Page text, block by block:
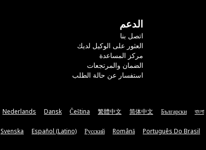
الدعم
اتصل بنا
العثور على الوكيل لديك
مركز المساعدة
الضمان والمرتجعات
استفسار عن حالة الطلب
বাংলা
Български
简体中文
繁體中文
Čeština
Dansk
Nederlands
Português Do Brasil
Română
Русский
Español (Latino)
Svenska